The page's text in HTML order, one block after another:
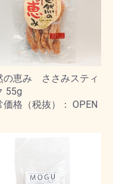
の恵み ささみスティ
55g
価格（税抜）： OPEN